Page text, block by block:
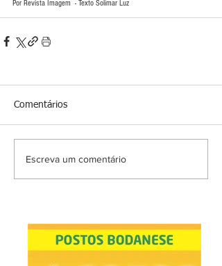
Por Revista Imagem  - Texto Solimar Luz
Comentários
Escreva um comentário